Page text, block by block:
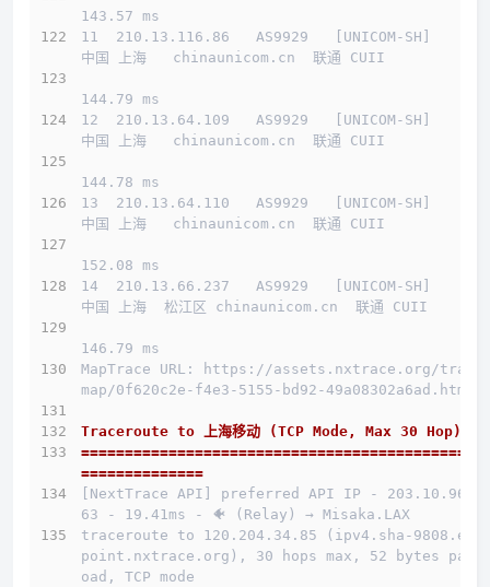
143.57 ms
11  210.13.116.86   AS9929   [UNICOM-SH]
中国 上海   chinaunicom.cn  联通 CUII
144.79 ms
12  210.13.64.109   AS9929   [UNICOM-SH]
中国 上海   chinaunicom.cn  联通 CUII
144.78 ms
13  210.13.64.110   AS9929   [UNICOM-SH]
中国 上海   chinaunicom.cn  联通 CUII
152.08 ms
14  210.13.66.237   AS9929   [UNICOM-SH]
中国 上海  松江区 chinaunicom.cn  联通 CUII
146.79 ms
MapTrace URL: https://assets.nxtrace.org/trace
map/0f620c2e-f4e3-5155-bd92-49a08302a6ad.html
Traceroute to 上海移动 (TCP Mode, Max 30 Hop)
==============================================
==============
[NextTrace API] preferred API IP - 203.10.96.1
63 - 19.41ms - 🐠 (Relay) → Misaka.LAX
traceroute to 120.204.34.85 (ipv4.sha-9808.end
point.nxtrace.org), 30 hops max, 52 bytes payl
oad, TCP mode